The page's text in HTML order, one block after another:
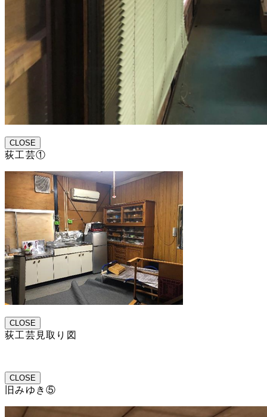
CLOSE
荻工芸①
CLOSE
荻工芸見取り図
CLOSE
旧みゆき⑤